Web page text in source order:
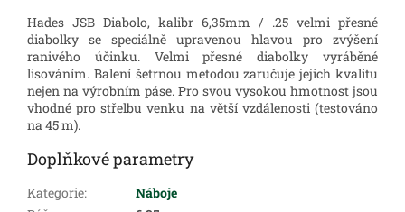
Hades JSB Diabolo, kalibr 6,35mm / .25 velmi přesné
diabolky se speciálně upravenou hlavou pro zvýšení
ranivého účinku. Velmi přesné diabolky vyráběné
lisováním. Balení šetrnou metodou zaručuje jejich kvalitu
nejen na výrobním páse. Pro svou vysokou hmotnost jsou
vhodné pro střelbu venku na větší vzdálenosti (testováno
na 45 m).
Doplňkové parametry
Kategorie:
Náboje